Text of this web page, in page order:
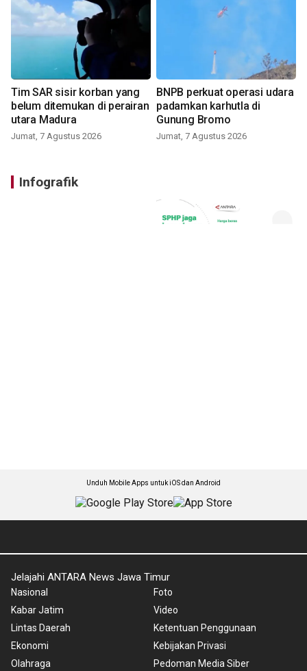
Tim SAR sisir korban yang
belum ditemukan di perairan
utara Madura
Jumat, 7 Agustus 2026
BNPB perkuat operasi udara
padamkan karhutla di
Gunung Bromo
Jumat, 7 Agustus 2026
Infografik
Unduh Mobile Apps untuk iOS dan Android
Jelajahi ANTARA News Jawa Timur
Nasional
Kabar Jatim
Lintas Daerah
Ekonomi
Olahraga
Foto
Video
Ketentuan Penggunaan
Kebijakan Privasi
Pedoman Media Siber